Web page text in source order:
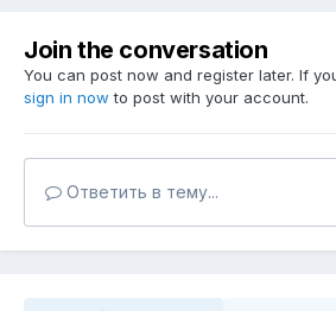
Join the conversation
You can post now and register later. If
sign in now to post with your account.
Ответить в тему...